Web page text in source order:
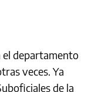
el departamento
veces. Ya
de la